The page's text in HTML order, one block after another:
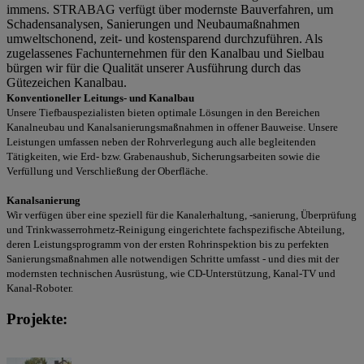
immens. STRABAG verfügt über modernste Bauverfahren, um
Schadensanalysen, Sanierungen und Neubaumaßnahmen
umweltschonend, zeit- und kostensparend durchzuführen. Als
zugelassenes Fachunternehmen für den Kanalbau und Sielbau
bürgen wir für die Qualität unserer Ausführung durch das
Gütezeichen Kanalbau.
Konventioneller Leitungs- und Kanalbau
Unsere Tiefbauspezialisten bieten optimale Lösungen in den Bereichen
Kanalneubau und Kanalsanierungsmaßnahmen in offener Bauweise. Unsere
Leistungen umfassen neben der Rohrverlegung auch alle begleitenden
Tätigkeiten, wie Erd- bzw. Grabenaushub, Sicherungsarbeiten sowie die
Verfüllung und Verschließung der Oberfläche.
Kanalsanierung
Wir verfügen über eine speziell für die Kanalerhaltung, -sanierung, Überprüfung
und Trinkwasserrohrnetz-Reinigung eingerichtete fachspezifische Abteilung,
deren Leistungsprogramm von der ersten Rohrinspektion bis zu perfekten
Sanierungsmaßnahmen alle notwendigen Schritte umfasst - und dies mit der
modernsten technischen Ausrüstung, wie CD-Unterstützung, Kanal-TV und
Kanal-Roboter.
Projekte: